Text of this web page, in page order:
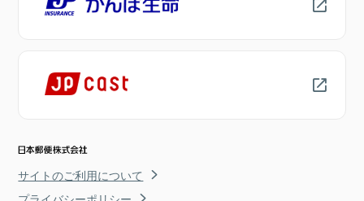
サイトのご利用について